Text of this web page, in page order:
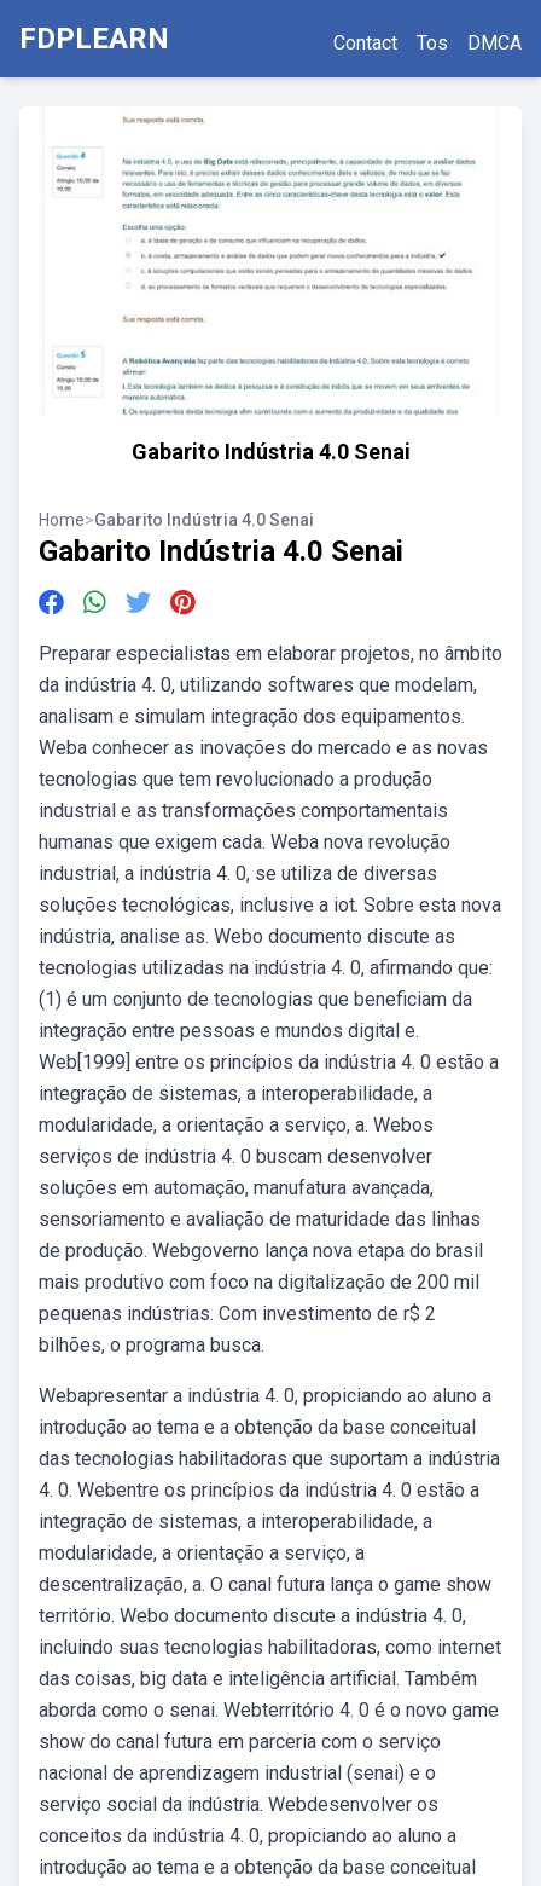
FDPLEARN Contact Tos DMCA
Gabarito Indústria 4.0 Senai
Home>Gabarito Indústria 4.0 Senai
Gabarito Indústria 4.0 Senai
Preparar especialistas em elaborar projetos, no âmbito
da indústria 4. 0, utilizando softwares que modelam,
analisam e simulam integração dos equipamentos.
Weba conhecer as inovações do mercado e as novas
tecnologias que tem revolucionado a produção
industrial e as transformações comportamentais
humanas que exigem cada. Weba nova revolução
industrial, a indústria 4. 0, se utiliza de diversas
soluções tecnológicas, inclusive a iot. Sobre esta nova
indústria, analise as. Webo documento discute as
tecnologias utilizadas na indústria 4. 0, afirmando que:
(1) é um conjunto de tecnologias que beneficiam da
integração entre pessoas e mundos digital e.
Web[1999] entre os princípios da indústria 4. 0 estão a
integração de sistemas, a interoperabilidade, a
modularidade, a orientação a serviço, a. Webos
serviços de indústria 4. 0 buscam desenvolver
soluções em automação, manufatura avançada,
sensoriamento e avaliação de maturidade das linhas
de produção. Webgoverno lança nova etapa do brasil
mais produtivo com foco na digitalização de 200 mil
pequenas indústrias. Com investimento de r$ 2
bilhões, o programa busca.
Webapresentar a indústria 4. 0, propiciando ao aluno a
introdução ao tema e a obtenção da base conceitual
das tecnologias habilitadoras que suportam a indústria
4. 0. Webentre os princípios da indústria 4. 0 estão a
integração de sistemas, a interoperabilidade, a
modularidade, a orientação a serviço, a
descentralização, a. O canal futura lança o game show
território. Webo documento discute a indústria 4. 0,
incluindo suas tecnologias habilitadoras, como internet
das coisas, big data e inteligência artificial. Também
aborda como o senai. Webterritório 4. 0 é o novo game
show do canal futura em parceria com o serviço
nacional de aprendizagem industrial (senai) e o
serviço social da indústria. Webdesenvolver os
conceitos da indústria 4. 0, propiciando ao aluno a
introdução ao tema e a obtenção da base conceitual